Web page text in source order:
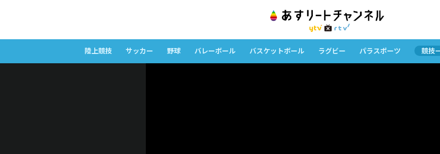
陸上競技 サッカー 野球 バレーボール バスケットボール ラグビー パラスポーツ 競技